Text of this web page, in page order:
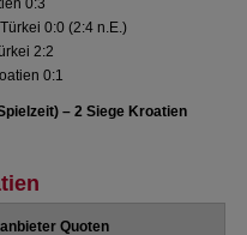
0:3
0:0 (2:4 n.E.)
2:2
0:1
– 2 Siege Kroatien
Quoten